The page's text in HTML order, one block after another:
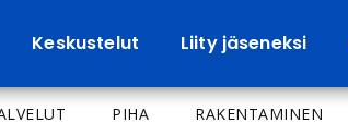
Keskustelut Liity jäseneksi
PIHA RAKENTAMINEN